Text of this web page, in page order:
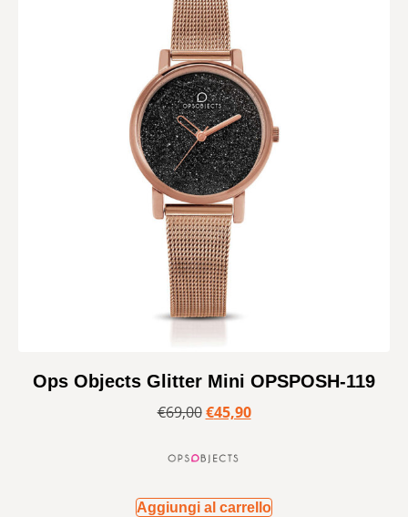
Ops Objects Glitter Mini OPSPOSH-119
€69,00 €45,90
Aggiungi al carrello